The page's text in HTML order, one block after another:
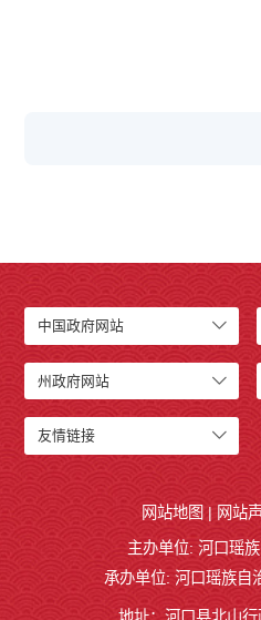
中国政府网站
州政府网站
友情链接
网站地图 | 网站
主办单位: 河口瑶
承办单位: 河口瑶族自